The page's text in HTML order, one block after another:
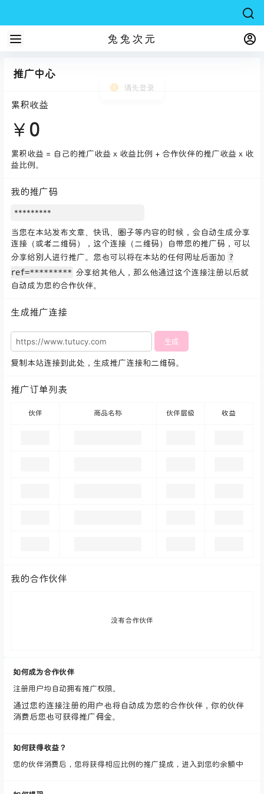
兔兔次元
推广中心
累积收益
￥ 0
累积收益 = 自己的推广收益 x 收益比例 + 合作伙伴的推广收益 x 收
益比例。
我的推广码
当您在本站发布文章、快讯、圈子等内容的时候，会自动生成分享
连接（或者二维码），这个连接（二维码）自带您的推广码，可以
分享给别人进行推广。您也可以将在本站的任何网址后面加 ?
ref=********* 分享给其他人，那么他通过这个连接注册以后就
自动成为您的合作伙伴。
生成推广连接
生成
复制本站连接到此处，生成推广连接和二维码。
推广订单列表
伙伴 商品名称 伙伴层级 收益
我的合作伙伴
没有合作伙伴
如何成为合作伙伴
注册用户均自动拥有推广权限。
通过您的连接注册的用户也将自动成为您的合作伙伴，你的伙伴
消费后您也可获得推广佣金。
如何获得收益？
您的伙伴消费后，您将获得相应比例的推广提成，进入到您的余额中
请先登录